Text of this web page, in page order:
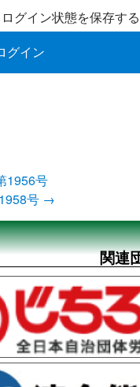
ログイン状態を保存する
1956号
号 →
関連